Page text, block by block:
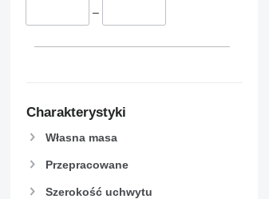
–
Charakterystyki
Własna masa
Przepracowane
Szerokość uchwytu